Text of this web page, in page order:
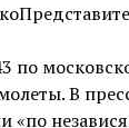
по
В
«по